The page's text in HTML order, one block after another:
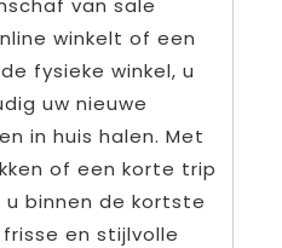
van sale
winkelt of een
fysieke winkel, u
uw nieuwe
in huis halen. Met
of een korte trip
u binnen de kortste
en stijlvolle